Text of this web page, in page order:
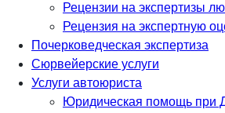
Рецензии на экспертизы
Рецензия на экспертную
Почерковедческая экспертиза
Сюрвейерские услуги
Услуги автоюриста
Юридическая помощь при